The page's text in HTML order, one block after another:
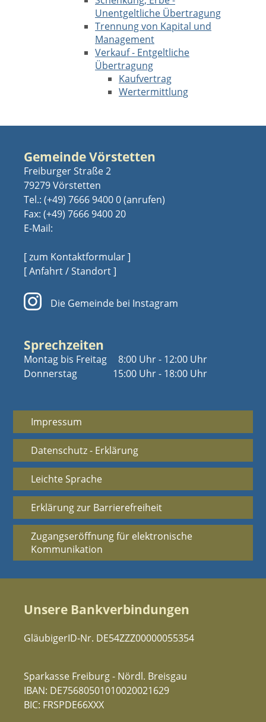
Unentgeltliche Übertragung
Trennung von Kapital und
Management
Verkauf - Entgeltliche
Übertragung
Kaufvertrag
Wertermittlung
Gemeinde Vörstetten
Freiburger Straße 2
79279 Vörstetten
Tel.: (+49) 7666 9400 0
Fax: (+49) 7666 9400 20
E-Mail:
[ zum Kontaktformular ]
[ Anfahrt / Standort ]
Die Gemeinde bei Instagram
Sprechzeiten
Montag bis Freitag
Donnerstag
8:00 Uhr - 12:00 Uhr
15:00 Uhr - 18:00 Uhr
Impressum
Datenschutz - Erklärung
Leichte Sprache
Erklärung zur Barrierefreiheit
Zugangseröffnung für elektronische
Kommunikation
Unsere Bankverbindungen
GläubigerID-Nr. DE54ZZZ00000055354
Sparkasse Freiburg - Nördl. Breisgau
IBAN: DE75680501010020021629
BIC: FRSPDE66XXX